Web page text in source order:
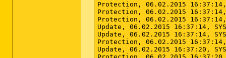
Protection, 06.02.2015
Protection, 06.02.2015
Protection, 06.02.2015
Update, 06.02.2015 16:37:14,
Update, 06.02.2015 16:37:14,
Protection, 06.02.2015
Update, 06.02.2015 16:37:20,